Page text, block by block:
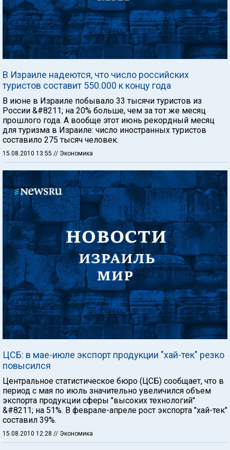
В Израиле надеются, что число российских
туристов составит 550.000 к концу года
В июне в Израиле побывало 33 тысячи туристов из
России &#8211; на 20% больше, чем за тот же месяц
прошлого года. А вообще этот июнь рекордный месяц
для туризма в Израиле: число иностранных туристов
составило 275 тысяч человек.
15.08.2010 13:55 // Экономика
ЦСБ: в мае-июле экспорт продукции "хай-тек" резко
повысился
Центральное статистическое бюро (ЦСБ) сообщает, что в
период с мая по июль значительно увеличился объем
экспорта продукции сферы "высоких технологий"
&#8211; на 51%. В феврале-апреле рост экспорта "хай-тек"
составил 39%.
15.08.2010 12:28 // Экономика